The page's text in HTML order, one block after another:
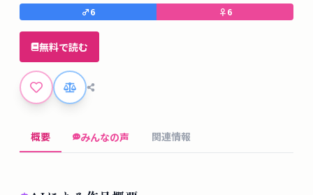
掲
示
板
ツ
ル
♂6 ♀6
無料で読む
概要 みんなの声 関連情報